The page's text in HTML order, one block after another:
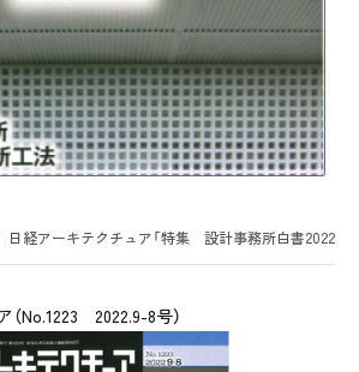
日経アーキテクチュア「特集 設計事務所白書2022」
No.1223 2022.9-8号）